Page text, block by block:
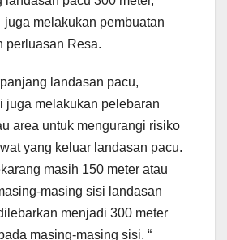
melakukan pembuatan
perluasan Resa.
landasan pacu,
juga melakukan pelebaran
area untuk mengurangi risiko
yang keluar landasan pacu.
masih 150 meter atau
masing sisi landasan
menjadi 300 meter
masing-masing sisi, “